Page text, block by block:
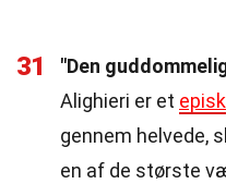
31 "Den
Alighieri er et episk
gennem helvede,
en af de største